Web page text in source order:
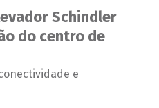
Schindler
do centro de
e